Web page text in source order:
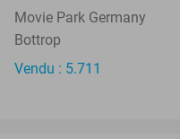
Movie Park Germany
Bottrop
Vendu : 5.711